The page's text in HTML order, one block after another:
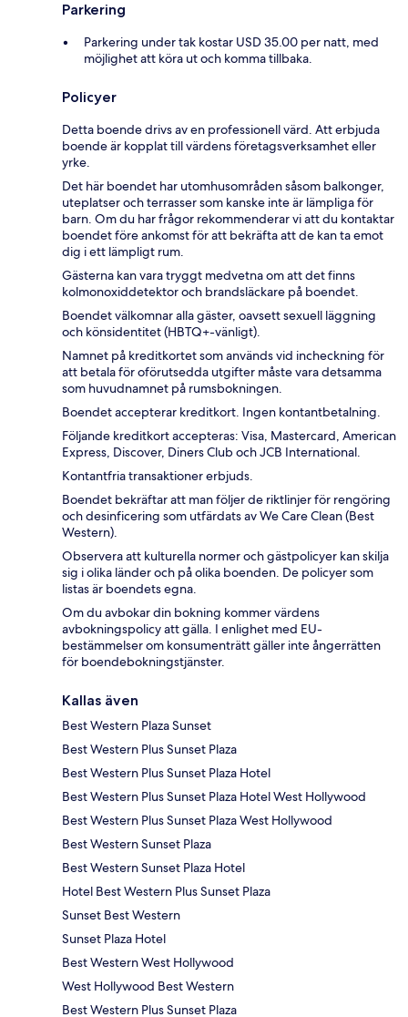
Parkering
Parkering under tak kostar USD 35.00 per natt, med
möjlighet att köra ut och komma tillbaka.
Policyer
Detta boende drivs av en professionell värd. Att erbjuda
boende är kopplat till värdens företagsverksamhet eller
yrke.
Det här boendet har utomhusområden såsom balkonger,
uteplatser och terrasser som kanske inte är lämpliga för
barn. Om du har frågor rekommenderar vi att du kontaktar
boendet före ankomst för att bekräfta att de kan ta emot
dig i ett lämpligt rum.
Gästerna kan vara tryggt medvetna om att det finns
kolmonoxiddetektor och brandsläckare på boendet.
Boendet välkomnar alla gäster, oavsett sexuell läggning
och könsidentitet (HBTQ+-vänligt).
Namnet på kreditkortet som används vid incheckning för
att betala för oförutsedda utgifter måste vara detsamma
som huvudnamnet på rumsbokningen.
Boendet accepterar kreditkort. Ingen kontantbetalning.
Följande kreditkort accepteras: Visa, Mastercard, American
Express, Discover, Diners Club och JCB International.
Kontantfria transaktioner erbjuds.
Boendet bekräftar att man följer de riktlinjer för rengöring
och desinficering som utfärdats av We Care Clean (Best
Western).
Observera att kulturella normer och gästpolicyer kan skilja
sig i olika länder och på olika boenden. De policyer som
listas är boendets egna.
Om du avbokar din bokning kommer värdens
avbokningspolicy att gälla. I enlighet med EU-
bestämmelser om konsumenträtt gäller inte ångerrätten
för boendebokningstjänster.
Kallas även
Best Western Plaza Sunset
Best Western Plus Sunset Plaza
Best Western Plus Sunset Plaza Hotel
Best Western Plus Sunset Plaza Hotel West Hollywood
Best Western Plus Sunset Plaza West Hollywood
Best Western Sunset Plaza
Best Western Sunset Plaza Hotel
Hotel Best Western Plus Sunset Plaza
Sunset Best Western
Sunset Plaza Hotel
Best Western West Hollywood
West Hollywood Best Western
Best Western Plus Sunset Plaza